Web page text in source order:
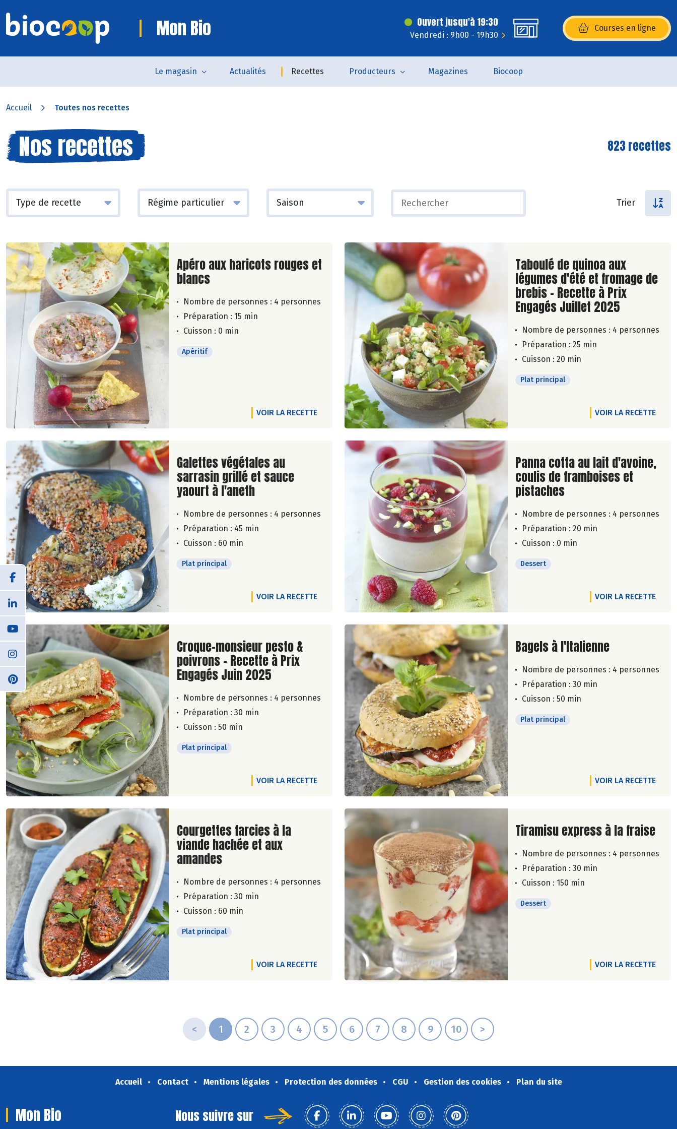
Mon Bio Ouvert jusqu'à 19:30
Vendredi : 9h00 - 19h30
Courses en ligne
(s’ouvre dans une nouvelle
Le magasin Actualités Recettes Producteurs Magazines Biocoop
Accueil Toutes nos recettes
Nos recettes 823 recettes
Trier
Lire la suite de la recette
Apéro aux haricots rouges et
blancs
Nombre de personnes : 4 personnes
Préparation : 15 min
Cuisson : 0 min
Apéritif
VOIR LA RECETTE
Lire la suite de la recette
Taboulé de quinoa aux
légumes d'été et fromage de
brebis - Recette à Prix
Engagés Juillet 2025
Nombre de personnes : 4 personnes
Préparation : 25 min
Cuisson : 20 min
Plat principal
VOIR LA RECETTE
Lire la suite de la recette
Galettes végétales au
sarrasin grillé et sauce
yaourt à l'aneth
Nombre de personnes : 4 personnes
Préparation : 45 min
Cuisson : 60 min
Plat principal
VOIR LA RECETTE
Lire la suite de la recette
Panna cotta au lait d'avoine,
coulis de framboises et
pistaches
Nombre de personnes : 4 personnes
Préparation : 20 min
Cuisson : 0 min
Dessert
VOIR LA RECETTE
Lire la suite de la recette
Croque-monsieur pesto &
poivrons - Recette à Prix
Engagés Juin 2025
Nombre de personnes : 4 personnes
Préparation : 30 min
Cuisson : 50 min
Plat principal
VOIR LA RECETTE
Lire la suite de la recette
Bagels à l'Italienne
Nombre de personnes : 4 personnes
Préparation : 30 min
Cuisson : 50 min
Plat principal
VOIR LA RECETTE
Lire la suite de la recette
Courgettes farcies à la
viande hachée et aux
amandes
Nombre de personnes : 4 personnes
Préparation : 30 min
Cuisson : 60 min
Plat principal
VOIR LA RECETTE
Lire la suite de la recette
Tiramisu express à la fraise
Nombre de personnes : 4 personnes
Préparation : 30 min
Cuisson : 150 min
Dessert
VOIR LA RECETTE
< 1 2 3 4 5 6 7 8 9 10 >
Accueil Contact Mentions légales Protection des données CGU Gestion des cookies Plan du site
Mon Bio Nous suivre sur